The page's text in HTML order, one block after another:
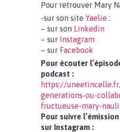
Pour retrouver Mary
-sur son site Yaelie :
– sur son Linkedin
– sur Instagram
– sur Facebook
Pour écouter
podcast :
https://
generations-ou-
fructueuse-mary-
Pour suivre
sur Instagram :